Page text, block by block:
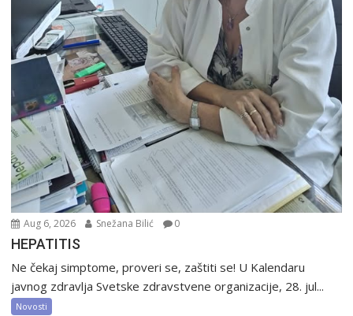
Aug 6, 2026 Snežana Bilić 0
HEPATITIS
Ne čekaj simptome, proveri se, zaštiti se! U Kalendaru
javnog zdravlja Svetske zdravstvene organizacije, 28. jul...
Novosti